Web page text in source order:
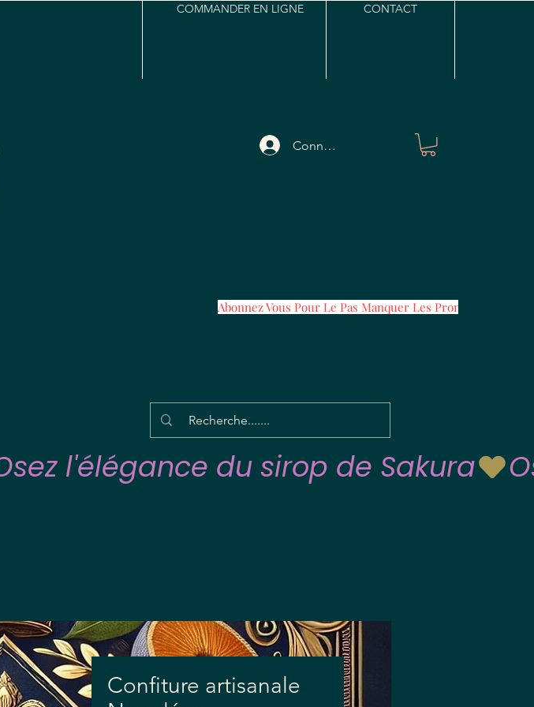
COMMANDER EN LIGNE CONTACT
Connexion
Abonnez Vous Pour Le Pas Manquer Les Promos
Confiture artisanale